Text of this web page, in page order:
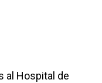
al Hospital de